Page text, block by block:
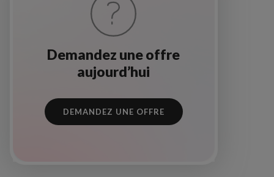
Demandez une offre
aujourd’hui
DEMANDEZ UNE OFFRE